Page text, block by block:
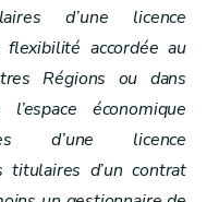
d’une licence
accordée au
Régions ou dans
économique
d’une licence
titulaires d’un contrat